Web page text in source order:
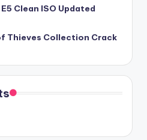
Clean ISO Updated
Thieves Collection Crack